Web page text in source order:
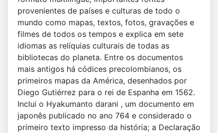
provenientes de países e culturas de todo o
mundo como mapas, textos, fotos, gravações e
filmes de todos os tempos e explica em sete
idiomas as relíquias culturais de todas as
bibliotecas do planeta. Entre os documentos
mais antigos há códices precolombianos, os
primeiros mapas da América, desenhados por
Diego Gutiérrez para o rei de Espanha em 1562.
Inclui o Hyakumanto darani , um documento em
japonês publicado no ano 764 e considerado o
primeiro texto impresso da história; a Declaração